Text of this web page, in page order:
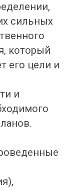
сильных
который
его цели и
и